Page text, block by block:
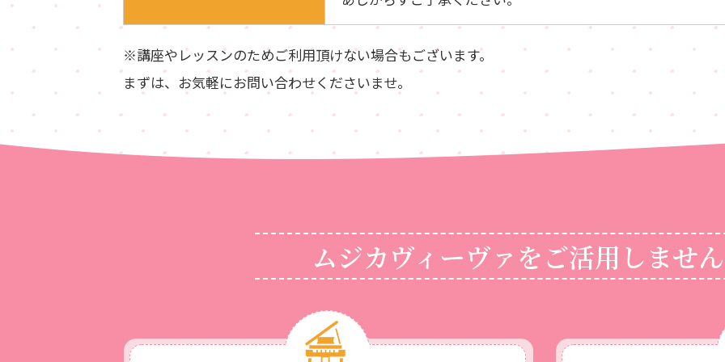
※講座やレッスンのためご利用頂けない場合もございます。
まずは、お気軽にお問い合わせくださいませ。
ムジカヴィーヴァをご活用しませ